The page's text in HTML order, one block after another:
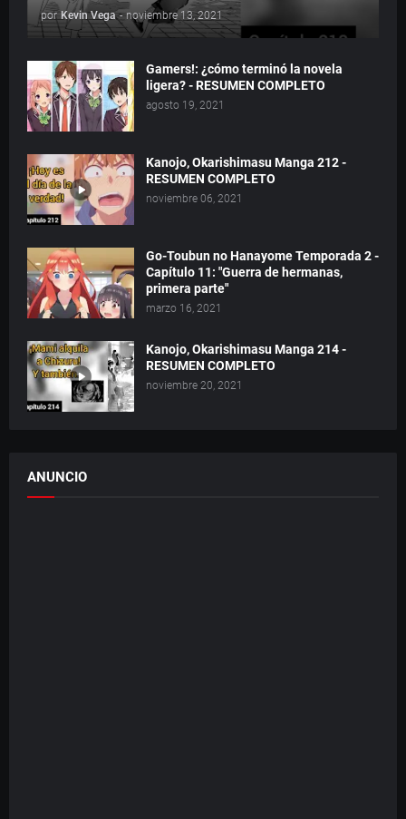
por Kevin Vega - noviembre 13, 2021
Gamers!: ¿cómo terminó la novela
ligera? - RESUMEN COMPLETO
agosto 19, 2021
Kanojo, Okarishimasu Manga 212 -
RESUMEN COMPLETO
noviembre 06, 2021
Go-Toubun no Hanayome Temporada 2 -
Capítulo 11: "Guerra de hermanas,
primera parte"
marzo 16, 2021
Kanojo, Okarishimasu Manga 214 -
RESUMEN COMPLETO
noviembre 20, 2021
ANUNCIO